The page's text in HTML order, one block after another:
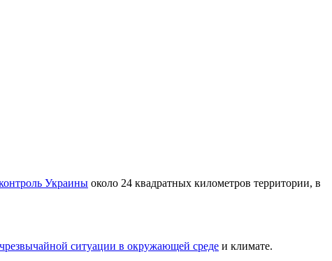
Украины около 24 квадратных километров территории, в
ситуации в окружающей среде и климате.